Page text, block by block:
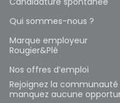
Qui sommes-nous ?
Marque employeur
Rougier&Plé
Nos offres d’emploi
Rejoignez la
manquez aucune